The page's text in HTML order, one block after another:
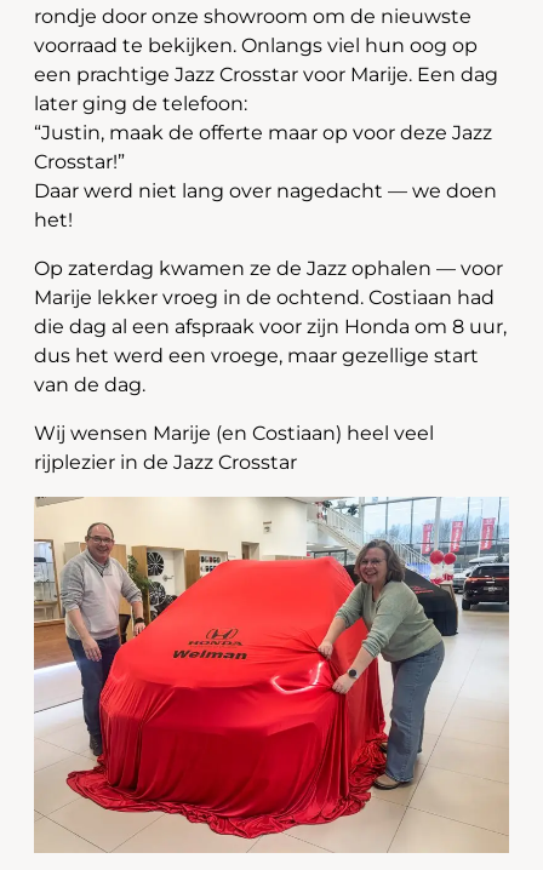
rondje door onze showroom om de nieuwste
voorraad te bekijken. Onlangs viel hun oog op
een prachtige Jazz Crosstar voor Marije. Een dag
later ging de telefoon:
“Justin, maak de offerte maar op voor deze Jazz
Crosstar!”
Daar werd niet lang over nagedacht — we doen
het!
Op zaterdag kwamen ze de Jazz ophalen — voor
Marije lekker vroeg in de ochtend. Costiaan had
die dag al een afspraak voor zijn Honda om 8 uur,
dus het werd een vroege, maar gezellige start
van de dag.
Wij wensen Marije (en Costiaan) heel veel
rijplezier in de Jazz Crosstar